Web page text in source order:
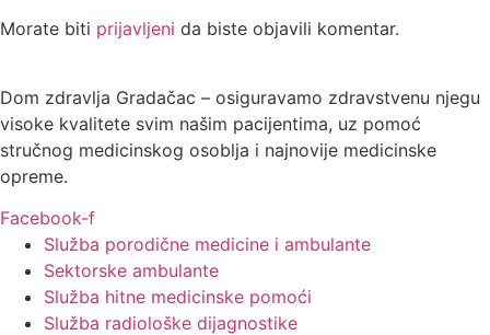
Morate biti prijavljeni da biste objavili komentar.
Dom zdravlja Gradačac – osiguravamo zdravstvenu njegu
visoke kvalitete svim našim pacijentima, uz pomoć
stručnog medicinskog osoblja i najnovije medicinske
opreme.
Facebook-f
Služba porodične medicine i ambulante
Sektorske ambulante
Služba hitne medicinske pomoći
Služba radiološke dijagnostike